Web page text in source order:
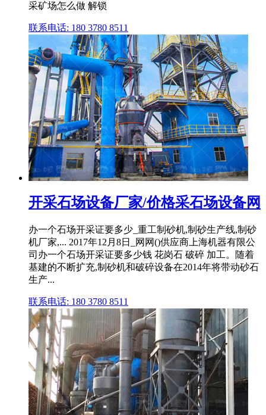
采矿场怎么做 解锁
联系电话: 180 3780 8511
开采石场设备厂家/价格采石场设备网
办一个石场开采证要多少_重工制砂机,制砂生产线,制砂
机厂家,... 2017年12月8日_网网()供应商上海机器有限公
司办一个石场开采证要多少钱 花岗石 破碎 加工。随着
基建的不断扩充,制砂机和破碎设备在2014年将带动砂石
生产...
联系电话: 180 3780 8511